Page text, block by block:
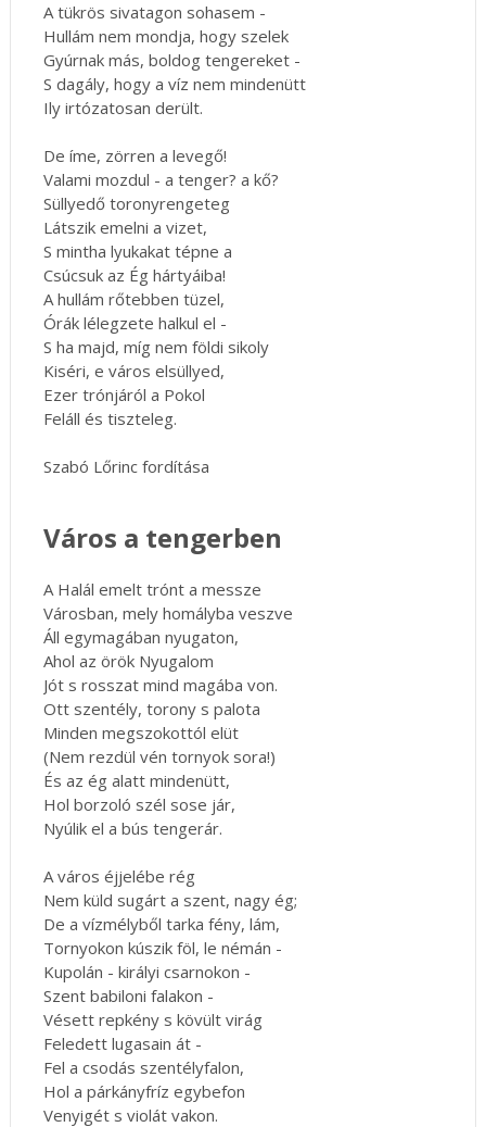
A tükrös sivatagon sohasem -
Hullám nem mondja, hogy szelek
Gyúrnak más, boldog tengereket -
S dagály, hogy a víz nem mindenütt
Ily irtózatosan derült.
De íme, zörren a levegő!
Valami mozdul - a tenger? a kő?
Süllyedő toronyrengeteg
Látszik emelni a vizet,
S mintha lyukakat tépne a
Csúcsuk az Ég hártyáiba!
A hullám rőtebben tüzel,
Órák lélegzete halkul el -
S ha majd, míg nem földi sikoly
Kiséri, e város elsüllyed,
Ezer trónjáról a Pokol
Feláll és tiszteleg.
Szabó Lőrinc fordítása
Város a tengerben
A Halál emelt trónt a messze
Városban, mely homályba veszve
Áll egymagában nyugaton,
Ahol az örök Nyugalom
Jót s rosszat mind magába von.
Ott szentély, torony s palota
Minden megszokottól elüt
(Nem rezdül vén tornyok sora!)
És az ég alatt mindenütt,
Hol borzoló szél sose jár,
Nyúlik el a bús tengerár.
A város éjjelébe rég
Nem küld sugárt a szent, nagy ég;
De a vízmélyből tarka fény, lám,
Tornyokon kúszik föl, le némán -
Kupolán - királyi csarnokon -
Szent babiloni falakon -
Vésett repkény s kövült virág
Feledett lugasain át -
Fel a csodás szentélyfalon,
Hol a párkányfríz egybefon
Venyigét s violát vakon.